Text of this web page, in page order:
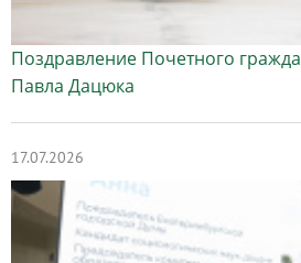
Поздравление Почетного
Павла Дацюка
17.07.2026